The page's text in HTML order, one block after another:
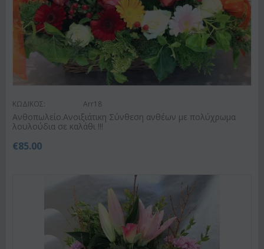
ΚΩΔΙΚΟΣ: Arr18
Ανθοπωλείο.Ανοιξιάτικη Σύνθεση ανθέων με πολύχρωμα
λουλούδια σε καλάθι !!!
€85.00